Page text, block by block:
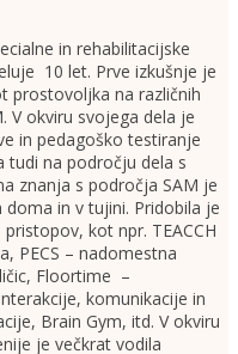
in rehabilitacijske
10 let. Prve izkušnje je
prostovoljka na različnih
V okviru svojega dela je
in pedagoško testiranje
tudi na področju dela s
znanja s področja SAM je
in v tujini. Pridobila je
kot npr. TEACCH
PECS – nadomestna
Floortime –
komunikacije in
Brain Gym, itd. V okviru
je večkrat vodila